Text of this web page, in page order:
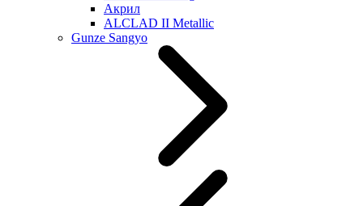
Акрил
ALCLAD II Metallic
Gunze Sangyo